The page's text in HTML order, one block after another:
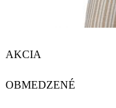
AKCIA
OBMEDZENÉ